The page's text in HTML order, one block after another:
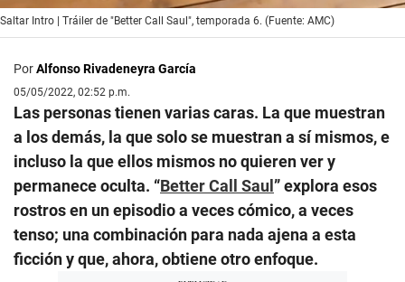
0
seconds
of
minute,
54
seconds
Saltar Intro | Tráiler de "Better Call Saul", temporada 6. (Fuente: AMC)
PorAlfonso Rivadeneyra García
05/05/2022, 02:52 p.m.
Las personas tienen varias caras. La que muestran
a los demás, la que solo se muestran a sí mismos, e
incluso la que ellos mismos no quieren ver y
permanece oculta. “Better Call Saul” explora esos
rostros en un episodio a veces cómico, a veces
tenso; una combinación para nada ajena a esta
ficción y que, ahora, obtiene otro enfoque.